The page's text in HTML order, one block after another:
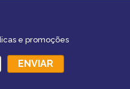
e promoções